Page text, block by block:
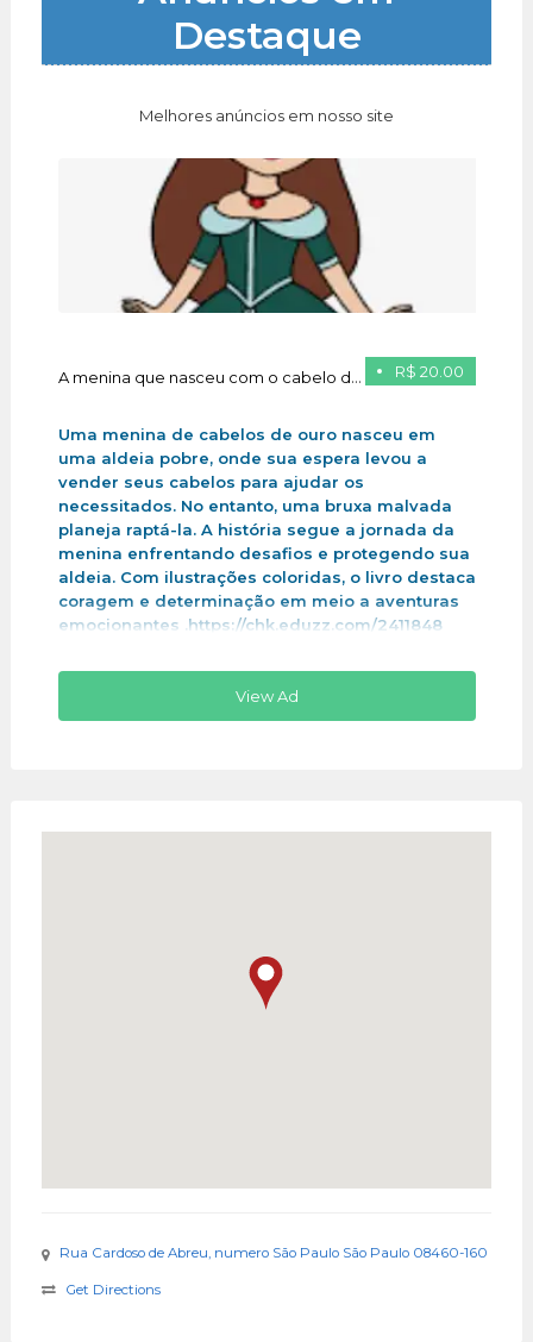
Destaque
Melhores anúncios em nosso site
R$ 20.00
A menina que nasceu com o cabelo de ouro
Uma menina de cabelos de ouro nasceu em
uma aldeia pobre, onde sua espera levou a
vender seus cabelos para ajudar os
necessitados. No entanto, uma bruxa malvada
planeja raptá-la. A história segue a jornada da
menina enfrentando desafios e protegendo sua
aldeia. Com ilustrações coloridas, o livro destaca
coragem e determinação em meio a aventuras
emocionantes .https://chk.eduzz.com/2411848
View Ad
Rua Cardoso de Abreu, numero São Paulo São Paulo 08460-160
Get Directions